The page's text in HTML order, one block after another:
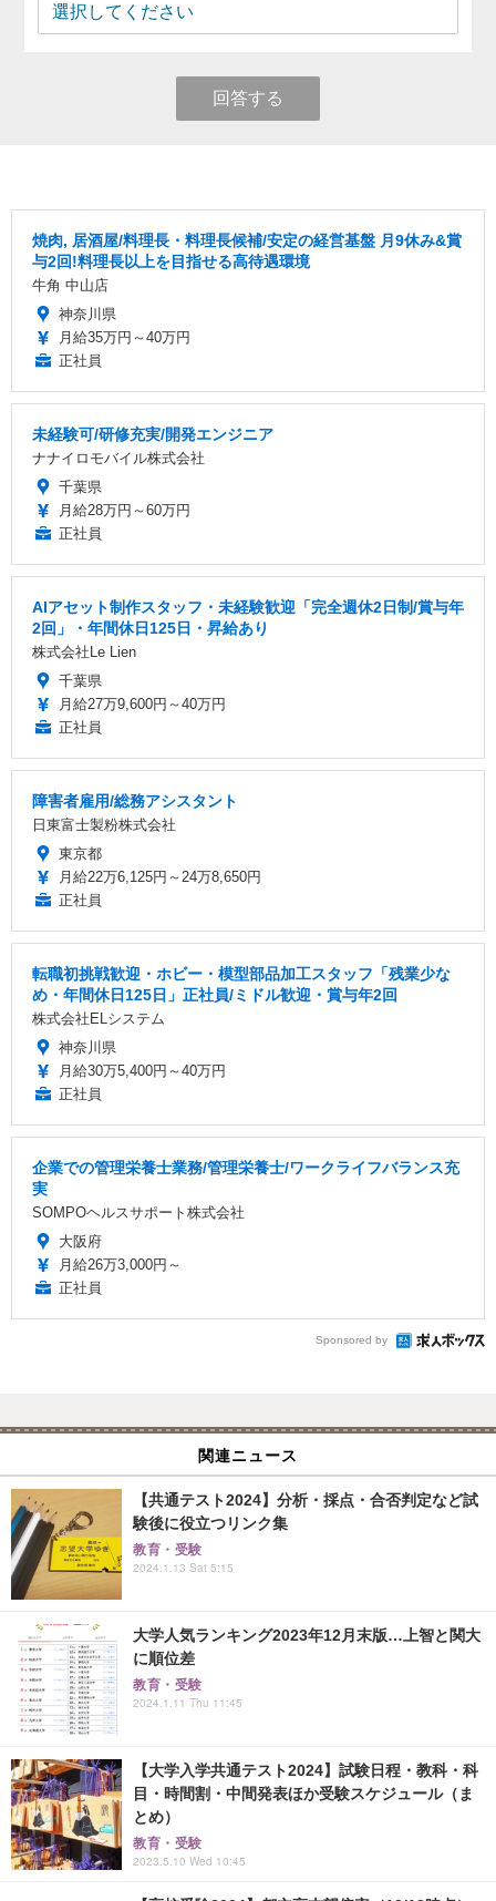
回答する
焼肉, 居酒屋/料理長・料理長候補/安定の経営基盤 月9休み&賞
与2回!料理長以上を目指せる高待遇環境
牛角 中山店
神奈川県
月給35万円～40万円
正社員
未経験可/研修充実/開発エンジニア
ナナイロモバイル株式会社
千葉県
月給28万円～60万円
正社員
AIアセット制作スタッフ・未経験歓迎「完全週休2日制/賞与年
2回」・年間休日125日・昇給あり
株式会社Le Lien
千葉県
月給27万9,600円～40万円
正社員
障害者雇用/総務アシスタント
日東富士製粉株式会社
東京都
月給22万6,125円～24万8,650円
正社員
転職初挑戦歓迎・ホビー・模型部品加工スタッフ「残業少な
め・年間休日125日」正社員/ミドル歓迎・賞与年2回
株式会社ELシステム
神奈川県
月給30万5,400円～40万円
正社員
企業での管理栄養士業務/管理栄養士/ワークライフバランス充
実
SOMPOヘルスサポート株式会社
大阪府
月給26万3,000円～
正社員
Sponsored by
関連ニュース
【共通テスト2024】分析・採点・合否判定など試
験後に役立つリンク集
教育・受験
2024.1.13 Sat 5:15
大学人気ランキング2023年12月末版…上智と関大
に順位差
教育・受験
2024.1.11 Thu 11:45
【大学入学共通テスト2024】試験日程・教科・科
目・時間割・中間発表ほか受験スケジュール（ま
とめ）
教育・受験
2023.5.10 Wed 10:45